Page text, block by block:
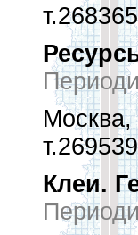
Клеи.